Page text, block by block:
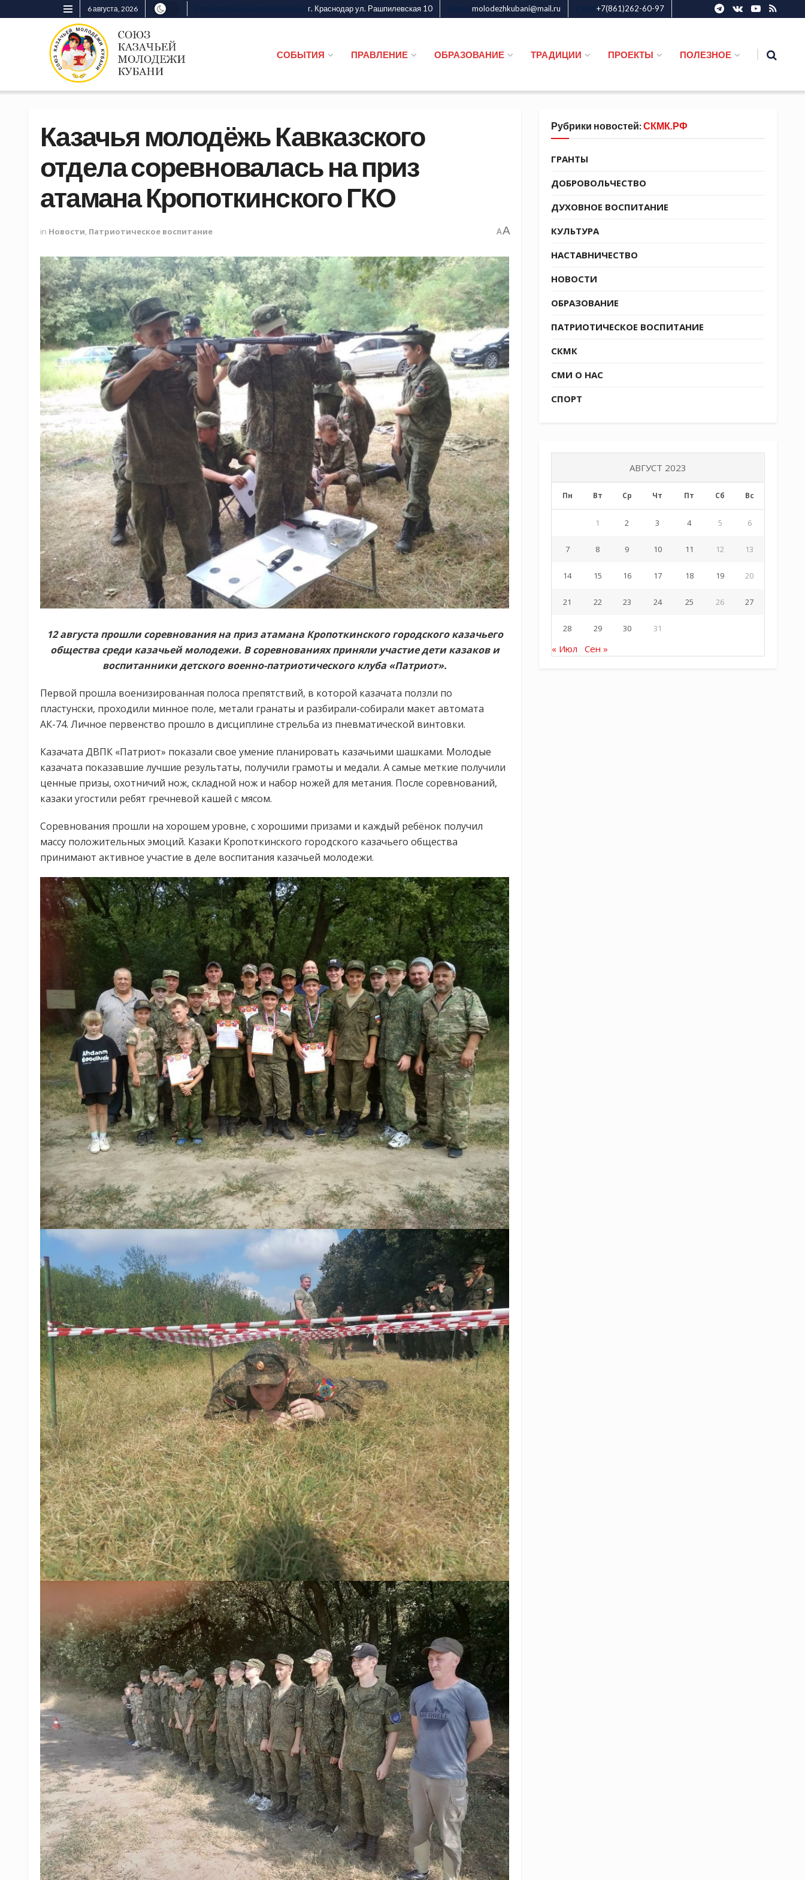
6 августа, 2026 г. Краснодар ул. Рашпилевская 10 molodezhkubani@mail.ru +7(861)262-60-97
СОБЫТИЯ ПРАВЛЕНИЕ ОБРАЗОВАНИЕ ТРАДИЦИИ ПРОЕКТЫ ПОЛЕЗНОЕ
Казачья молодёжь Кавказского
отдела соревновалась на приз
атамана Кропоткинского ГКО
in Новости Патриотическое воспитание AA
12 августа прошли соревнования на приз атамана Кропоткинского городского казачьего
общества среди казачьей молодежи. В соревнованиях приняли участие дети казаков и
воспитанники детского военно-патриотического клуба «Патриот».
Первой прошла военизированная полоса препятствий, в которой казачата ползли по
пластунски, проходили минное поле, метали гранаты и разбирали-собирали макет автомата
АК-74. Личное первенство прошло в дисциплине стрельба из пневматической винтовки.
Казачата ДВПК «Патриот» показали свое умение планировать казачьими шашками. Молодые
казачата показавшие лучшие результаты, получили грамоты и медали. А самые меткие получили
ценные призы, охотничий нож, складной нож и набор ножей для метания. После соревнований,
казаки угостили ребят гречневой кашей с мясом.
Соревнования прошли на хорошем уровне, с хорошими призами и каждый ребёнок получил
массу положительных эмоций. Казаки Кропоткинского городского казачьего общества
принимают активное участие в деле воспитания казачьей молодежи.
Рубрики новостей:СКМК.РФ
ГРАНТЫ
ДОБРОВОЛЬЧЕСТВО
ДУХОВНОЕ ВОСПИТАНИЕ
КУЛЬТУРА
НАСТАВНИЧЕСТВО
НОВОСТИ
ОБРАЗОВАНИЕ
ПАТРИОТИЧЕСКОЕ ВОСПИТАНИЕ
СКМК
СМИ О НАС
СПОРТ
АВГУСТ 2023
Пн Вт Ср Чт Пт Сб Вс
1 2 3 4 5 6
7 8 9 10 11 12 13
14 15 16 17 18 19 20
21 22 23 24 25 26 27
28 29 30 31
« Июл Сен »